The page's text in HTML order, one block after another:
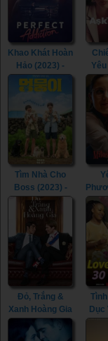
Khao Khát Hoàn
Hảo (2023) -
Perfect
Addiction (2023)
Tìm Nhà Cho
Boss (2023) -
My Heart Puppy
(2023)
Đỏ, Trắng &
Xanh Hoàng Gia
White & Royal
Dục